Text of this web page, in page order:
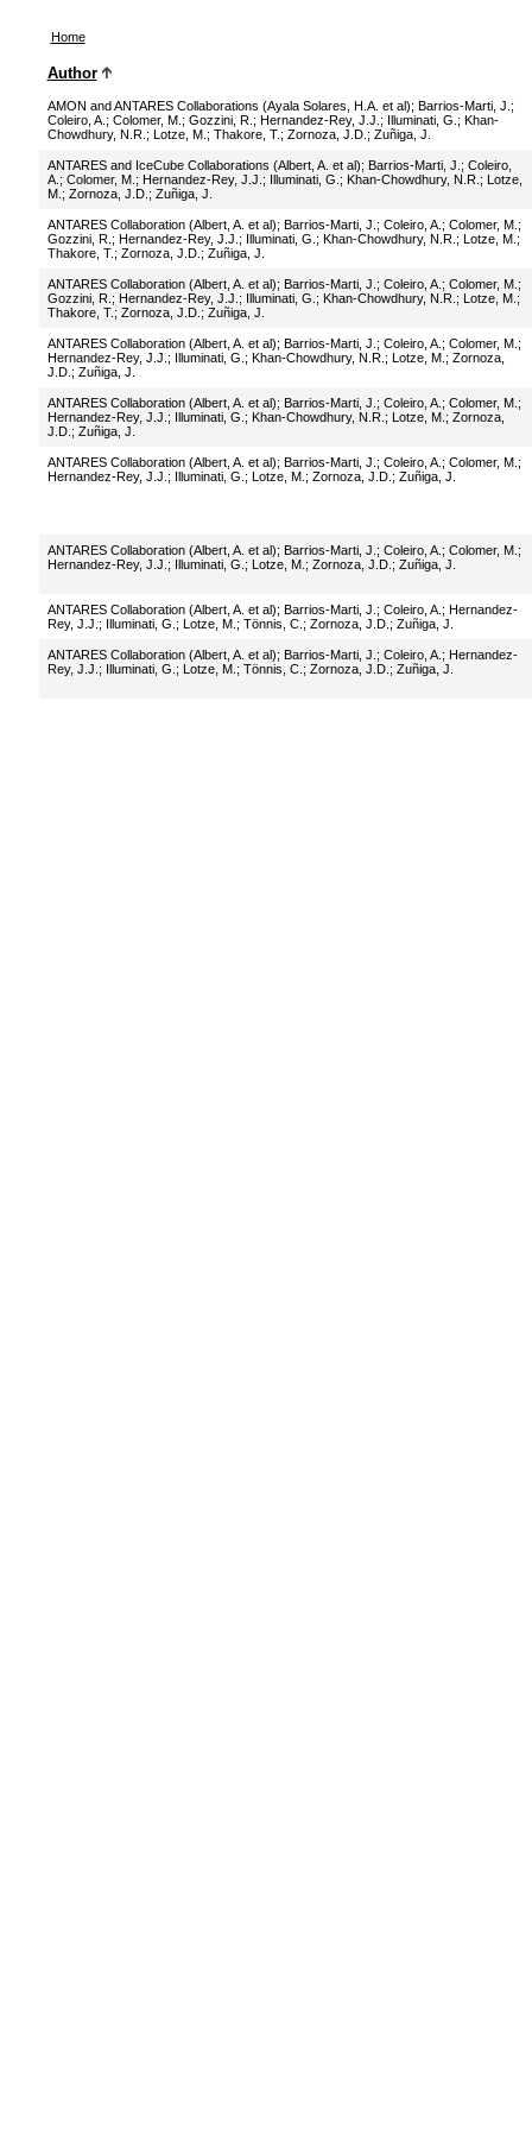
Home
Author
AMON and ANTARES Collaborations (Ayala Solares, H.A. et al); Barrios-Marti, J. ;
Coleiro, A. ; Colomer, M. ; Gozzini, R. ; Hernandez-Rey, J.J. ; Illuminati, G. ; Khan-
Chowdhury, N.R. ; Lotze, M. ; Thakore, T. ; Zornoza, J.D. ; Zuñiga, J.
ANTARES and IceCube Collaborations (Albert, A. et al); Barrios-Marti, J. ; Coleiro,
A. ; Colomer, M. ; Hernandez-Rey, J.J. ; Illuminati, G. ; Khan-Chowdhury, N.R. ; Lotze,
M. ; Zornoza, J.D. ; Zuñiga, J.
ANTARES Collaboration (Albert, A. et al); Barrios-Marti, J. ; Coleiro, A. ; Colomer, M. ;
Gozzini, R. ; Hernandez-Rey, J.J. ; Illuminati, G. ; Khan-Chowdhury, N.R. ; Lotze, M. ;
Thakore, T. ; Zornoza, J.D. ; Zuñiga, J.
ANTARES Collaboration (Albert, A. et al); Barrios-Marti, J. ; Coleiro, A. ; Colomer, M. ;
Gozzini, R. ; Hernandez-Rey, J.J. ; Illuminati, G. ; Khan-Chowdhury, N.R. ; Lotze, M. ;
Thakore, T. ; Zornoza, J.D. ; Zuñiga, J.
ANTARES Collaboration (Albert, A. et al); Barrios-Marti, J. ; Coleiro, A. ; Colomer, M. ;
Hernandez-Rey, J.J. ; Illuminati, G. ; Khan-Chowdhury, N.R. ; Lotze, M. ; Zornoza,
J.D. ; Zuñiga, J.
ANTARES Collaboration (Albert, A. et al); Barrios-Marti, J. ; Coleiro, A. ; Colomer, M. ;
Hernandez-Rey, J.J. ; Illuminati, G. ; Khan-Chowdhury, N.R. ; Lotze, M. ; Zornoza,
J.D. ; Zuñiga, J.
ANTARES Collaboration (Albert, A. et al); Barrios-Marti, J. ; Coleiro, A. ; Colomer, M. ;
Hernandez-Rey, J.J. ; Illuminati, G. ; Lotze, M. ; Zornoza, J.D. ; Zuñiga, J.
ANTARES Collaboration (Albert, A. et al); Barrios-Marti, J. ; Coleiro, A. ; Colomer, M. ;
Hernandez-Rey, J.J. ; Illuminati, G. ; Lotze, M. ; Zornoza, J.D. ; Zuñiga, J.
ANTARES Collaboration (Albert, A. et al); Barrios-Marti, J. ; Coleiro, A. ; Hernandez-
Rey, J.J. ; Illuminati, G. ; Lotze, M. ; Tönnis, C. ; Zornoza, J.D. ; Zuñiga, J.
ANTARES Collaboration (Albert, A. et al); Barrios-Marti, J. ; Coleiro, A. ; Hernandez-
Rey, J.J. ; Illuminati, G. ; Lotze, M. ; Tönnis, C. ; Zornoza, J.D. ; Zuñiga, J.